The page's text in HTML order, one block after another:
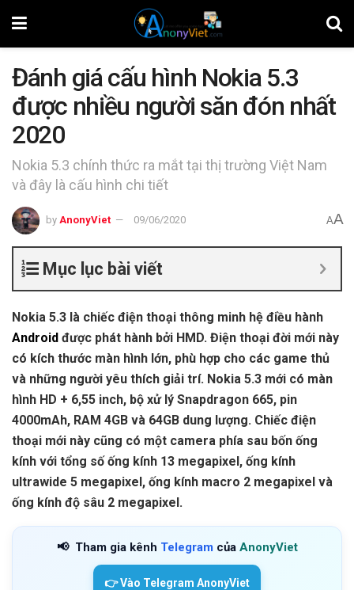
Đánh giá cấu hình Nokia 5.3
được nhiều người săn đón nhất
2020
Nokia 5.3 chính thức ra mắt tại thị trường Việt Nam
và đây là cấu hình chi tiết
by AnonyViet 09/06/2020 AA
Mục lục bài viết
Nokia 5.3 là chiếc điện thoại thông minh hệ điều hành
Android được phát hành bởi HMD. Điện thoại đời mới này
có kích thước màn hình lớn, phù hợp cho các game thủ
và những người yêu thích giải trí. Nokia 5.3 mới có màn
hình HD + 6,55 inch, bộ xử lý Snapdragon 665, pin
4000mAh, RAM 4GB và 64GB dung lượng. Chiếc điện
thoại mới này cũng có một camera phía sau bốn ống
kính với tổng số ống kính 13 megapixel, ống kính
ultrawide 5 megapixel, ống kính macro 2 megapixel và
ống kính độ sâu 2 megapixel.
📢 Tham gia kênh Telegram của AnonyViet
👉 Vào Telegram AnonyViet